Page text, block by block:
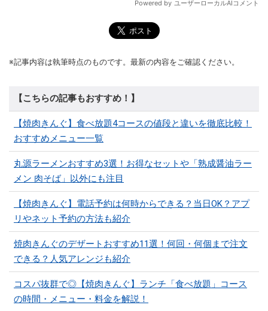
※記事内容は執筆時点のものです。最新の内容をご確認ください。
【こちらの記事もおすすめ！】
【焼肉きんぐ】食べ放題4コースの値段と違いを徹底比較！
おすすめメニュー一覧
丸源ラーメンおすすめ3選！お得なセットや「熟成醤油ラー
メン 肉そば」以外にも注目
【焼肉きんぐ】電話予約は何時からできる？当日OK？アプ
リやネット予約の方法も紹介
焼肉きんぐのデザートおすすめ11選！何回・何個まで注文
できる？人気アレンジも紹介
コスパ抜群で◎【焼肉きんぐ】ランチ「食べ放題」コース
の時間・メニュー・料金を解説！